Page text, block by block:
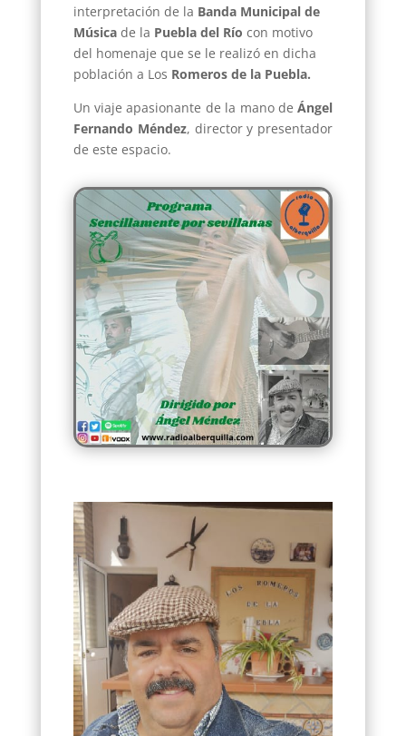
interpretación de la Banda Municipal de
Músicade la Puebla del Río con motivo
del homenaje que se le realizó en dicha
población a Los Romeros de la Puebla.
Un viaje apasionante de la mano deÁngel
Fernando Méndez, director y presentador
de este espacio.